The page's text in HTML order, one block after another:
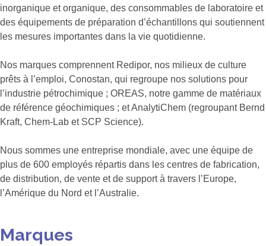
inorganique et organique, des consommables de laboratoire et
des équipements de préparation d’échantillons qui soutiennent
les mesures importantes dans la vie quotidienne.
Nos marques comprennent Redipor, nos milieux de culture
prêts à l’emploi, Conostan, qui regroupe nos solutions pour
l’industrie pétrochimique ; OREAS, notre gamme de matériaux
de référence géochimiques ; et AnalytiChem (regroupant Bernd
Kraft, Chem-Lab et SCP Science).
Nous sommes une entreprise mondiale, avec une équipe de
plus de 600 employés répartis dans les centres de fabrication,
de distribution, de vente et de support à travers l’Europe,
l’Amérique du Nord et l’Australie.
Marques